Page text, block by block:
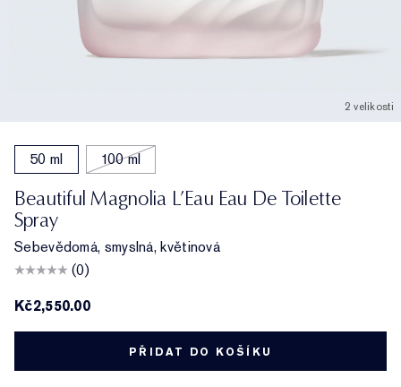
2 velikosti
50 ml 100 ml
Beautiful Magnolia L’Eau Eau De Toilette
Spray
Sebevědomá, smyslná, květinová
(0)
Kč2,550.00
PŘIDAT DO KOŠÍKU